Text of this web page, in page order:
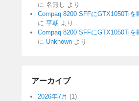
に 名無し より
Compaq 8200 SFFにGTX1050Tiを
に 平朝 より
Compaq 8200 SFFにGTX1050Tiを
に Unknown より
アーカイブ
2026年7月 (1)